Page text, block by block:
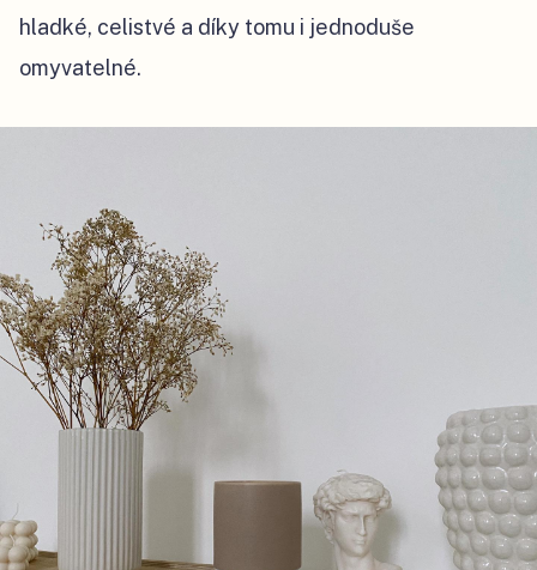
hladké, celistvé a díky tomu i jednoduše
omyvatelné.